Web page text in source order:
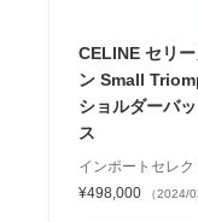
CELINE セリ
ン Small
ショルダーバ
ス
インポートセレ
¥498,000
（2024/